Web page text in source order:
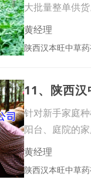
大批量整单供
层立
黄经理
陕西汉本旺中草药
11、陕西
针对新手家庭
阳台、庭院的
轻量
黄经理
陕西汉本旺中草药